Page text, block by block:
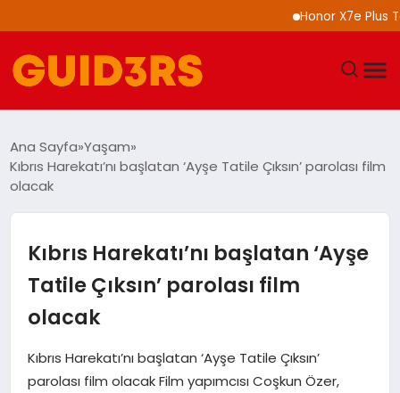
Honor X7e Plus
YAŞAM
SAĞLIK
EKONOMI
Ana Sayfa Yaşam
Kıbrıs Harekatı’nı başlatan ‘Ayşe Tatile Çıksın’ parolası film
olacak
Kıbrıs Harekatı’nı başlatan ‘Ayşe
Tatile Çıksın’ parolası film
olacak
Kıbrıs Harekatı’nı başlatan ‘Ayşe Tatile Çıksın’
parolası film olacak Film yapımcısı Coşkun Özer,